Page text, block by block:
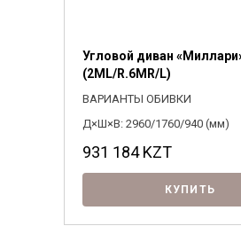
Угловой диван
(2ML/R.6MR/L)
ВАРИАНТЫ ОБИВКИ
Д×Ш×В: 2960/1760/940 (мм)
931 184KZT
КУПИТЬ